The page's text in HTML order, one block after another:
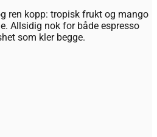
ren kopp: tropisk frukt og mango
Allsidig nok for både espresso
som kler begge.